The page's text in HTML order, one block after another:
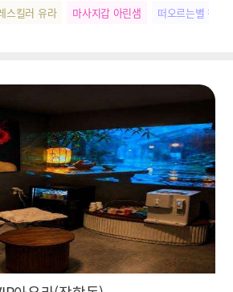
스킬러 유라 마사지갑 아린샘 떠오르는별 청아